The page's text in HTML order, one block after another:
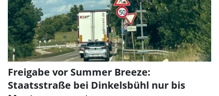
Freigabe vor Summer Breeze:
Staatsstraße bei Dinkelsbühl nur bis